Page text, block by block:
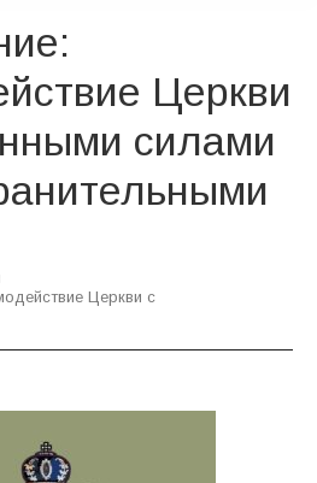
Церкви
силами
Церкви с